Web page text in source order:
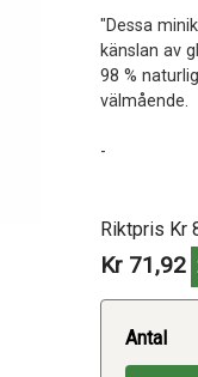
"Dessa
känslan av
98 %
välmående.
-
Riktpris Kr
Kr 71,92
Antal